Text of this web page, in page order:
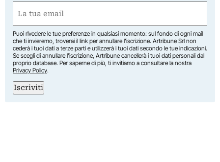
Nome
(Obbligatorio)
Puoi rivedere le tue preferenze in qualsiasi momento: sul fondo di ogni mail
che ti invieremo, troverai il link per annullare l’iscrizione. Artribune Srl non
cederà i tuoi dati a terze parti e utilizzerà i tuoi dati secondo le tue indicazioni.
Se scegli di annullare l’iscrizione, Artribune cancellerà i tuoi dati personali dal
proprio database. Per saperne di più, ti invitiamo a consultare la nostra
Privacy Policy.
Iscriviti